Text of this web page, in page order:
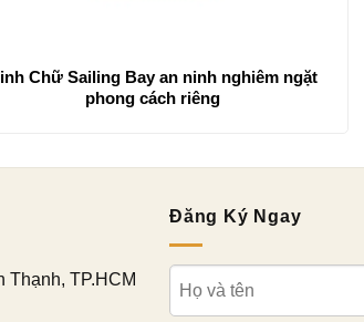
Chữ Sailing Bay an ninh nghiêm ngặt
phong cách riêng
TP.HCM
Đăng Ký Ngay